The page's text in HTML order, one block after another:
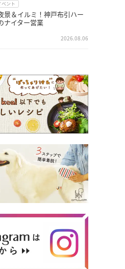
ベント
景＆イルミ！神戸布引ハー
ナイター営業
2026.08.06